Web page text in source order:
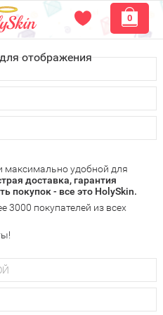
0
отображения
городам России.
Почтой России или
PickPoint или пункте
ужена
получитьбесплатную
и оплаты в Вашем городе
любым удобным способом:
банк, Сбербанк) и другими
максимально удобной для
доставка, гарантия
покупок - все это HolySkin.
покупателей из всех
Ваши вопросы по работе
по товарам, рассказать о